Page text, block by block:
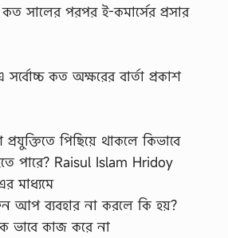
কত সালের পরপর ই-কমার্সের প্রসার
কত অক্ষরের বার্তা প্রকাশ
পিছিয়ে থাকলে কিভাবে
পারে? Raisul Islam Hridoy
মাধ্যমে
আপ ব্যবহার না করলে কি হয়?
ভাবে কাজ করে না